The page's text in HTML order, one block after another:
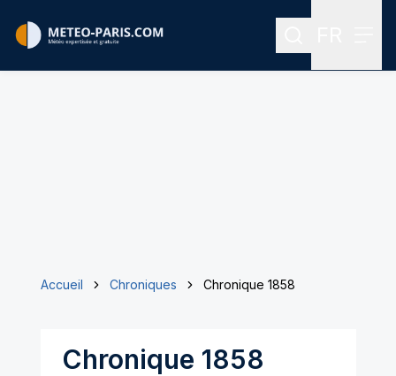
Rechercher
Accueil Chroniques Chronique 1858
Chronique 1858